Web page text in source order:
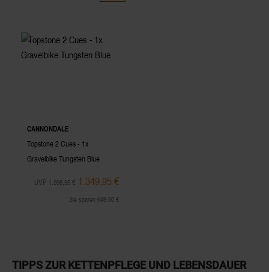
CANNONDALE
Topstone 2 Cues - 1x
Gravelbike Tungsten Blue
UVP 1.998,95 € 1.349,95 €
Sie sparen 649,00 €
TIPPS ZUR KETTENPFLEGE UND LEBENSDAUER